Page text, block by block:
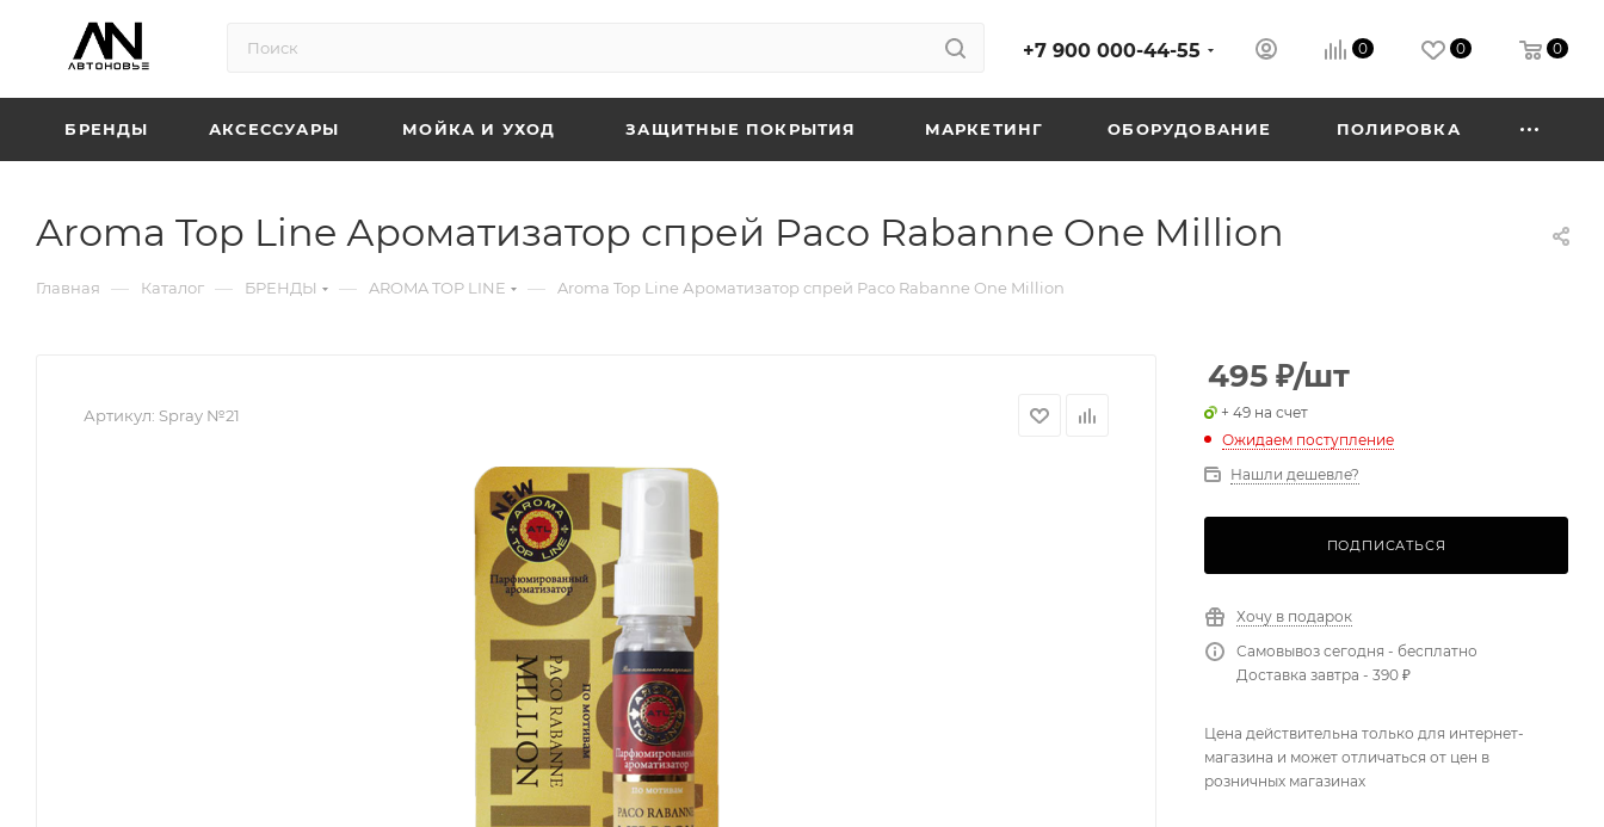
+7 900 000-44-55 0 0 0
БРЕНДЫ АКСЕССУАРЫ МОЙКА И УХОД ЗАЩИТНЫЕ ПОКРЫТИЯ МАРКЕТИНГ ОБОРУДОВАНИЕ ПОЛИРОВКА
Aroma Top Line Ароматизатор спрей Paco Rabanne One Million
Главная — Каталог — БРЕНДЫ — AROMA TOP LINE — Aroma Top Line Ароматизатор спрей Paco Rabanne One Million
Артикул: Spray №21
495 ₽/шт
+ 49 на счет
Ожидаем поступление
Нашли дешевле?
ПОДПИСАТЬСЯ
Хочу в подарок
Самовывоз сегодня - бесплатно
Доставка завтра - 390 ₽
Цена действительна только для интернет-
магазина и может отличаться от цен в
розничных магазинах